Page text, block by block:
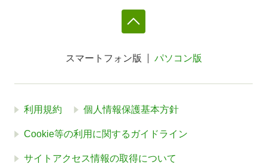
スマートフォン版 パソコン版
利用規約 個人情報保護基本方針
Cookie等の利用に関するガイドライン
サイトアクセス情報の取得について